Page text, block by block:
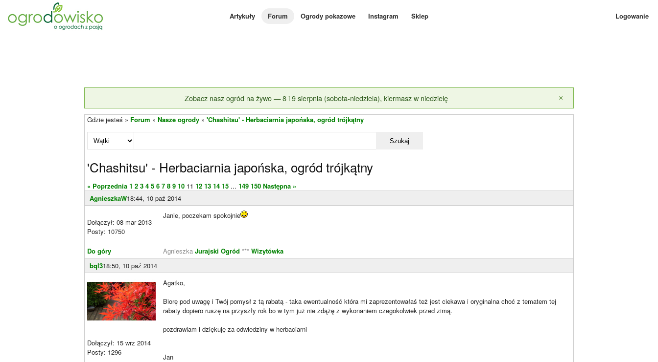
Artykuły Forum Ogrody pokazowe Instagram Sklep Logowanie
Zobacz nasz ogród na żywo — 8 i 9 sierpnia (sobota-niedziela), kiermasz w niedzielę ×
Gdzie jesteś » Forum » Nasze ogrody » 'Chashitsu' - Herbaciarnia japońska, ogród trójkątny
Szukaj
'Chashitsu' - Herbaciarnia japońska, ogród trójkątny
« Poprzednia 1 2 3 4 5 6 7 8 9 10 11 12 13 14 15 ... 149 150 Następna »
AgnieszkaW18:44, 10 paź 2014
Dołączył: 08 mar 2013
Posty: 10750
Do góry
Janie, poczekam spokojnie
Agnieszka Jurajski Ogród *** Wizytówka
bql318:50, 10 paź 2014
Dołączył: 15 wrz 2014
Posty: 1296
Agatko,
Biorę pod uwagę i Twój pomysł z tą rabatą - taka ewentualność która mi zaprezentowałaś też jest ciekawa i oryginalna choć z tematem tej
rabaty dopiero ruszę na przyszły rok bo w tym już nie zdążę z wykonaniem czegokolwiek przed zimą.
pozdrawiam i dziękuję za odwiedziny w herbaciarni
Jan